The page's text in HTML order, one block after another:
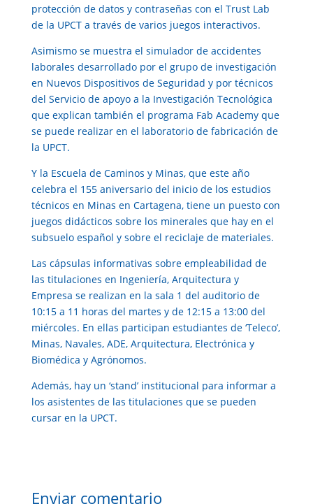
protección de datos y contraseñas con el Trust Lab
de la UPCTa través de varios juegos interactivos.
Asimismo se muestra el simulador de accidentes
laborales desarrollado por el grupo de investigación
en Nuevos Dispositivos de Seguridad y por técnicos
del Servicio de apoyo a la Investigación Tecnológica
que explican también el programa Fab Academy que
se puede realizar en el laboratorio de fabricación de
la UPCT.
Y la Escuela de Caminos y Minas, que este año
celebra el 155 aniversario del inicio de los estudios
técnicos en Minas en Cartagena, tiene un puesto con
juegos didácticos sobre los minerales que hay en el
subsuelo español y sobre el reciclaje de materiales.
Las cápsulas informativas sobre empleabilidad de
las titulaciones en Ingeniería, Arquitectura y
Empresa se realizan en la sala 1 del auditorio de
10:15 a 11 horas del martes y de 12:15 a 13:00 del
miércoles. En ellas participan estudiantes de ‘Teleco’,
Minas, Navales, ADE, Arquitectura, Electrónica y
Biomédica y Agrónomos.
Además, hay un ‘stand’ institucional para informar a
los asistentes de las titulaciones que se pueden
cursar en la UPCT.
Enviar comentario